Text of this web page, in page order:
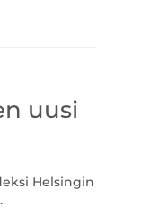
uusi
Helsingin